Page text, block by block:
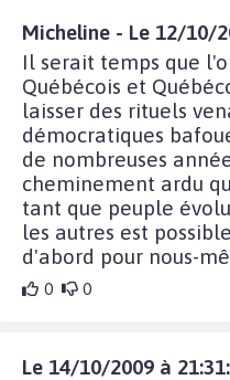
Micheline - Le 12/10/
Il serait temps que
Québécois et
laisser des rituels
démocratiques
de nombreuses
cheminement ardu
tant que peuple
les autres est
d'abord pour nous-
0 0
Le 14/10/2009 à